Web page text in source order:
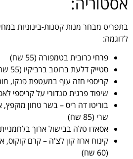
לדוגמה:
פרחי כרובית בטמפורה (55 שח)
סטייק דלעת ברוטב ברביקיו (55 שח)
קריספי חזה עוף במעטפת פנקו, מוגש
שיפוד פרגית טנדורי על קריספי לאפה
בוריטו דה ריס – בשר טחון מוקפץ,
שרי (85 שח)
אסאדו טלה בבישול ארוך בלחמניית באו
קינוח ארוז קון לצ'ה – קרם קוקוס,
(60 שח)